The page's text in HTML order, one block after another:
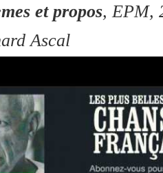
et propos, EPM,
Ascal